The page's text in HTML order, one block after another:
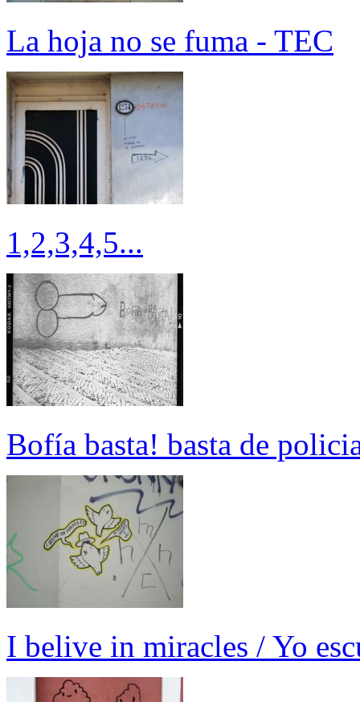
La hoja no se fuma - TEC
1,2,3,4,5...
Bofía basta! basta de
I belive in miracles / Yo